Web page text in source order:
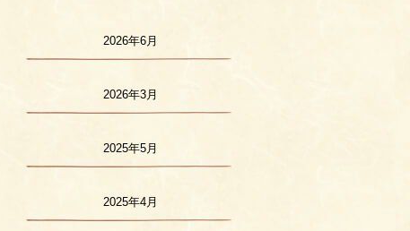
2026年6月
2026年3月
2025年5月
2025年4月